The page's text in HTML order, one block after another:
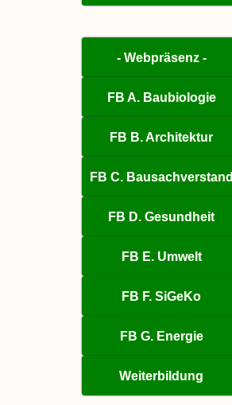
- Webpräsenz -
FB A. Baubiologie
FB B. Architektur
FB C. Bausachverstand
FB D. Gesundheit
FB E. Umwelt
FB F. SiGeKo
FB G. Energie
Weiterbildung